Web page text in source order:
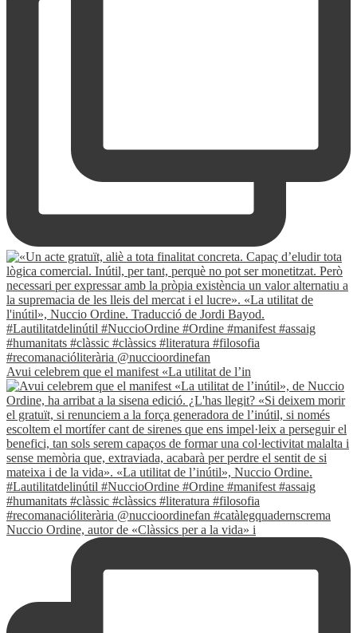
Avui celebrem que el manifest «La utilitat de l’in
Nuccio Ordine, autor de «Clàssics per a la vida» i